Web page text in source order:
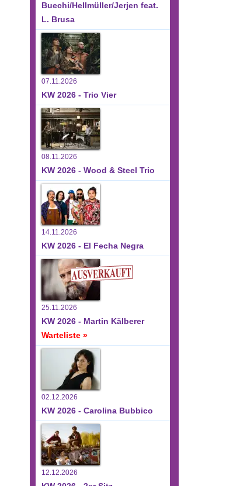
Buechi/Hellmüller/Jerjen feat.
L. Brusa
07.11.2026
KW 2026 - Trio Vier
08.11.2026
KW 2026 - Wood & Steel Trio
14.11.2026
KW 2026 - El Fecha Negra
25.11.2026
KW 2026 - Martin Kälberer
Warteliste »
02.12.2026
KW 2026 - Carolina Bubbico
12.12.2026